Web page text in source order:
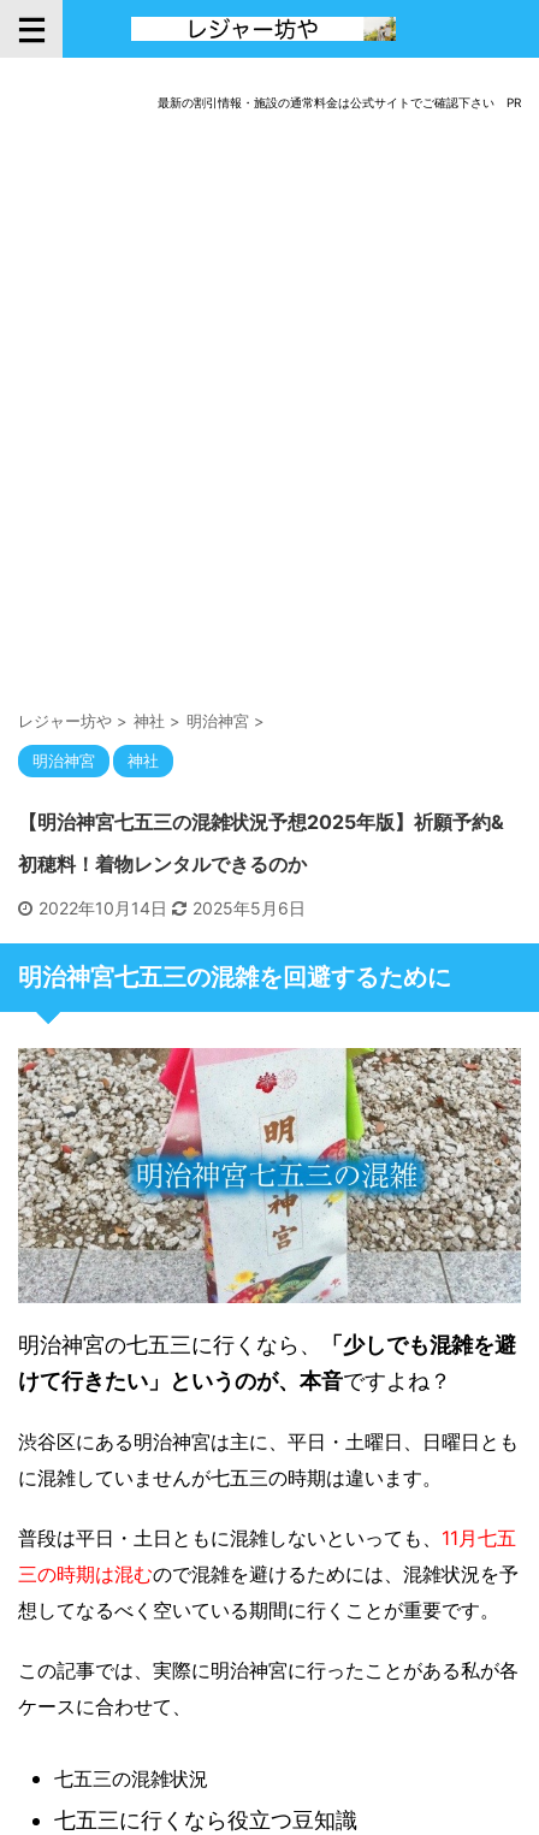
最新の割引情報・施設の通常料金は公式サイトでご確認下さい PR
レジャー坊や > 神社 > 明治神宮 >
明治神宮 神社
【明治神宮七五三の混雑状況予想2025年版】祈願予約&
初穂料！着物レンタルできるのか
2022年10月14日 2025年5月6日
明治神宮七五三の混雑を回避するために
明治神宮の七五三に行くなら、
「少しでも混雑を避
けて行きたい」というのが、本音ですよね？
渋谷区にある明治神宮は主に、平日・土曜日、日曜日とも
に混雑していませんが七五三の時期は違います。
普段は平日・土日ともに混雑しないといっても、 11月七五
三の時期は混むので混雑を避けるためには、 混雑状況を予
想してなるべく空いている期間に行くことが重要です。
この記事では、実際に明治神宮に行ったことがある私が各
ケースに合わせて、
七五三の混雑状況
七五三に行くなら役立つ豆知識